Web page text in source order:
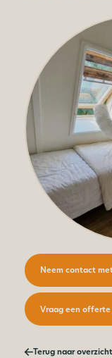
Neem contact
Vraag een offerte
Terug naar overzicht